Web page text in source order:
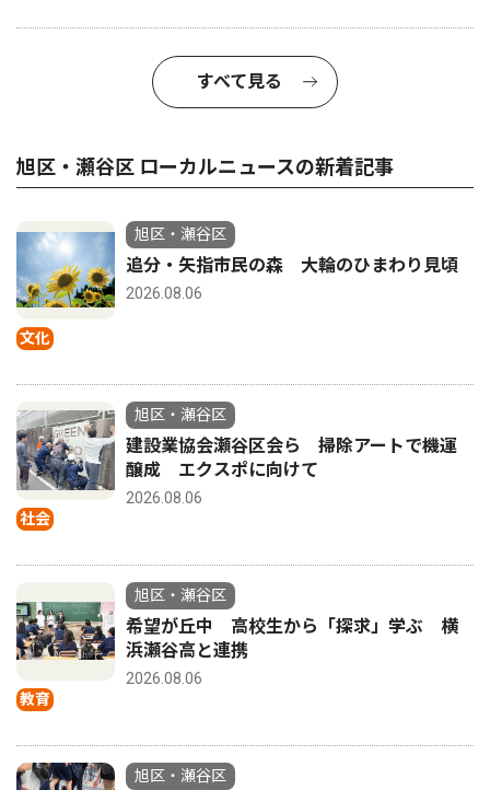
すべて見る
旭区・瀬谷区 ローカルニュースの新着記事
文化
旭区・瀬谷区
追分・矢指市民の森 大輪のひまわり見頃
2026.08.06
社会
旭区・瀬谷区
建設業協会瀬谷区会ら 掃除アートで機運
醸成 エクスポに向けて
2026.08.06
教育
旭区・瀬谷区
希望が丘中 高校生から「探求」学ぶ 横
浜瀬谷高と連携
2026.08.06
旭区・瀬谷区